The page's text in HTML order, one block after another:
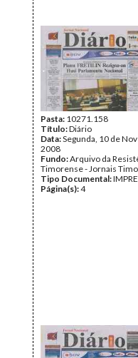
Pasta: 10271.158
Título:Diário
Data:Segunda, 10 de
2008
Fundo:Arquivo da
Timorense - Jornais
Tipo Documental:
Página(s):4